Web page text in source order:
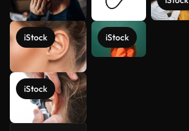
iStock
iStock
iStock